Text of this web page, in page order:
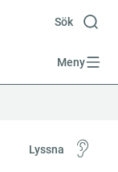
Sök
Meny
Lyssna